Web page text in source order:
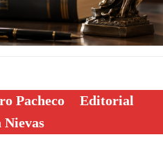
Pacheco
Editorial
Nievas